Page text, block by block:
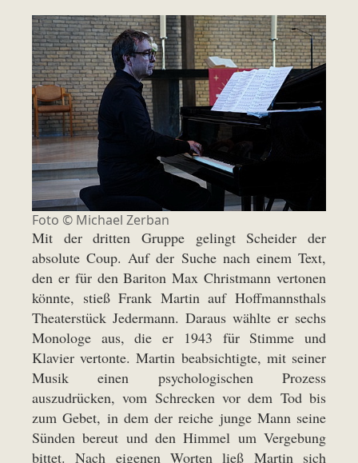
Foto © Michael Zerban
Mit der dritten Gruppe gelingt Scheider der
absolute Coup. Auf der Suche nach einem Text,
den er für den Bariton Max Christmann vertonen
könnte, stieß Frank Martin auf Hoffmannsthals
Theaterstück Jedermann. Daraus wählte er sechs
Monologe aus, die er 1943 für Stimme und
Klavier vertonte. Martin beabsichtigte, mit seiner
Musik einen psychologischen Prozess
auszudrücken, vom Schrecken vor dem Tod bis
zum Gebet, in dem der reiche junge Mann seine
Sünden bereut und den Himmel um Vergebung
bittet. Nach eigenen Worten ließ Martin sich